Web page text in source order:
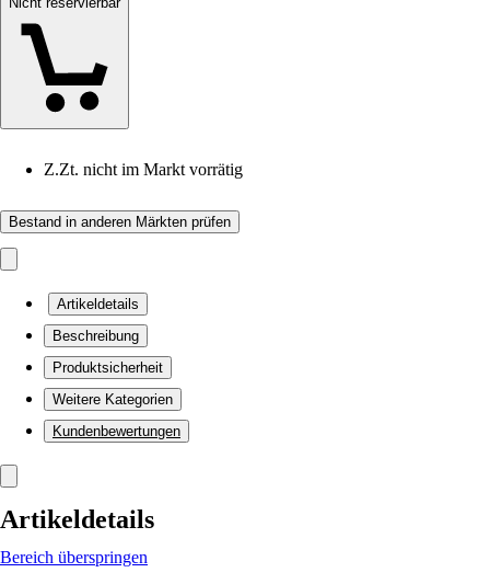
Z.Zt. nicht im Markt vorrätig
Bestand in anderen Märkten prüfen
Artikeldetails
Beschreibung
Produktsicherheit
Weitere Kategorien
Kundenbewertungen
Artikeldetails
Bereich überspringen